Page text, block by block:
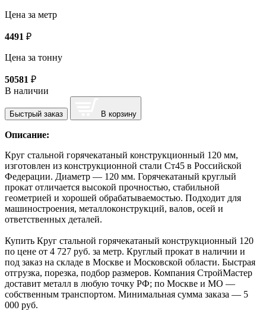
Цена за метр
4491 ₽
Цена за тонну
50581 ₽
В наличии
Быстрый заказ В корзину
Описание:
Круг стальной горячекатаный конструкционный 120 мм,
изготовлен из конструкционной стали Ст45 в Российской
Федерации. Диаметр — 120 мм. Горячекатаный круглый
прокат отличается высокой прочностью, стабильной
геометрией и хорошей обрабатываемостью. Подходит для
машиностроения, металлоконструкций, валов, осей и
ответственных деталей.
Купить Круг стальной горячекатаный конструкционный 120
по цене от 4 727 руб. за метр. Круглый прокат в наличии и
под заказ на складе в Москве и Московской области. Быстрая
отгрузка, порезка, подбор размеров. Компания СтройМастер
доставит металл в любую точку РФ; по Москве и МО —
собственным транспортом. Минимальная сумма заказа — 5
000 руб.